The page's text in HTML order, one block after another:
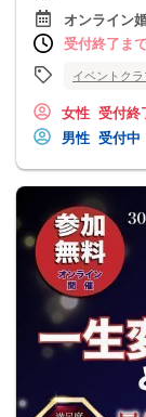
オンライン
受付終了ま
イベントク
女性 受付終
男性 受付中